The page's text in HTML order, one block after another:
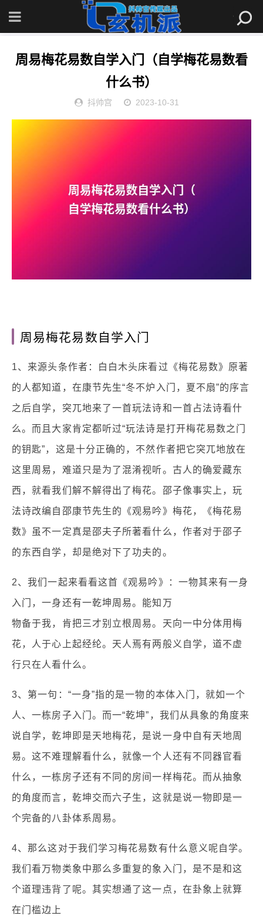
首页 » 周易梅花易数自学入门（自学梅花易数看什么书）
周易梅花易数自学入门（自学梅花易数看
什么书）
抖帅宫 2023-10-31
周易梅花易数自学入门
1、来源头条作者：白白木头床看过《梅花易数》原著
的人都知道，在康节先生“冬不炉入门，夏不扇”的序言
之后自学，突兀地来了一首玩法诗和一首占法诗看什
么。而且大家肯定都听过“玩法诗是打开梅花易数之门
的钥匙”，这是十分正确的，不然作者把它突兀地放在
这里周易，难道只是为了混淆视听。古人的确爱藏东
西，就看我们解不解得出了梅花。邵子像事实上，玩
法诗改编自邵康节先生的《观易吟》梅花，《梅花易
数》虽不一定真是邵夫子所著看什么，作者对于邵子
的东西自学，却是绝对下了功夫的。
2、我们一起来看看这首《观易吟》：一物其来有一身
入门，一身还有一乾坤周易。能知万
物备于我，肯把三才别立根周易。天向一中分体用梅
花，人于心上起经纶。天人焉有两般义自学，道不虚
行只在人看什么。
3、第一句：“一身”指的是一物的本体入门，就如一个
人、一栋房子入门。而一“乾坤”，我们从具象的角度来
说自学，乾坤即是天地梅花，是说一身中自有天地周
易。这不难理解看什么，就像一个人还有不同器官看
什么，一栋房子还有不同的房间一样梅花。而从抽象
的角度而言，乾坤交而六子生，这就是说一物即是一
个完备的八卦体系周易。
4、那么这对于我们学习梅花易数有什么意义呢自学。
我们看万物类象中那么多重复的象入门，是不是和这
个道理违背了呢。其实想通了这一点，在卦象上就算
在门槛边上